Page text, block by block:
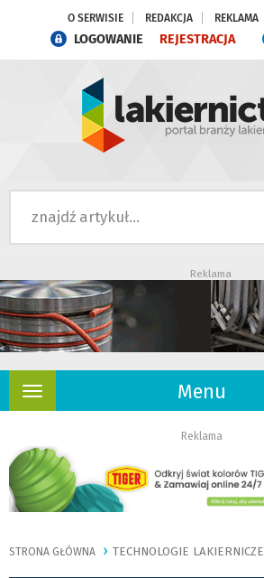
O SERWISIE REDAKCJA REKLAMA
LOGOWANIE REJESTRACJA
Reklama
Menu
Rozwiń
Reklama
STRONA GŁÓWNA TECHNOLOGIE LAKIERNICZE